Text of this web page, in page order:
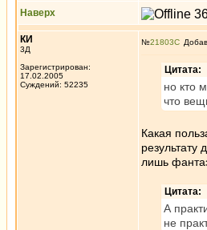
Наверх
КИ
3Д
Зарегистрирован:
17.02.2005
Суждений: 52235
№21803
Цитата:
но кто
что
Какая
лишь
Цитата:
А
не